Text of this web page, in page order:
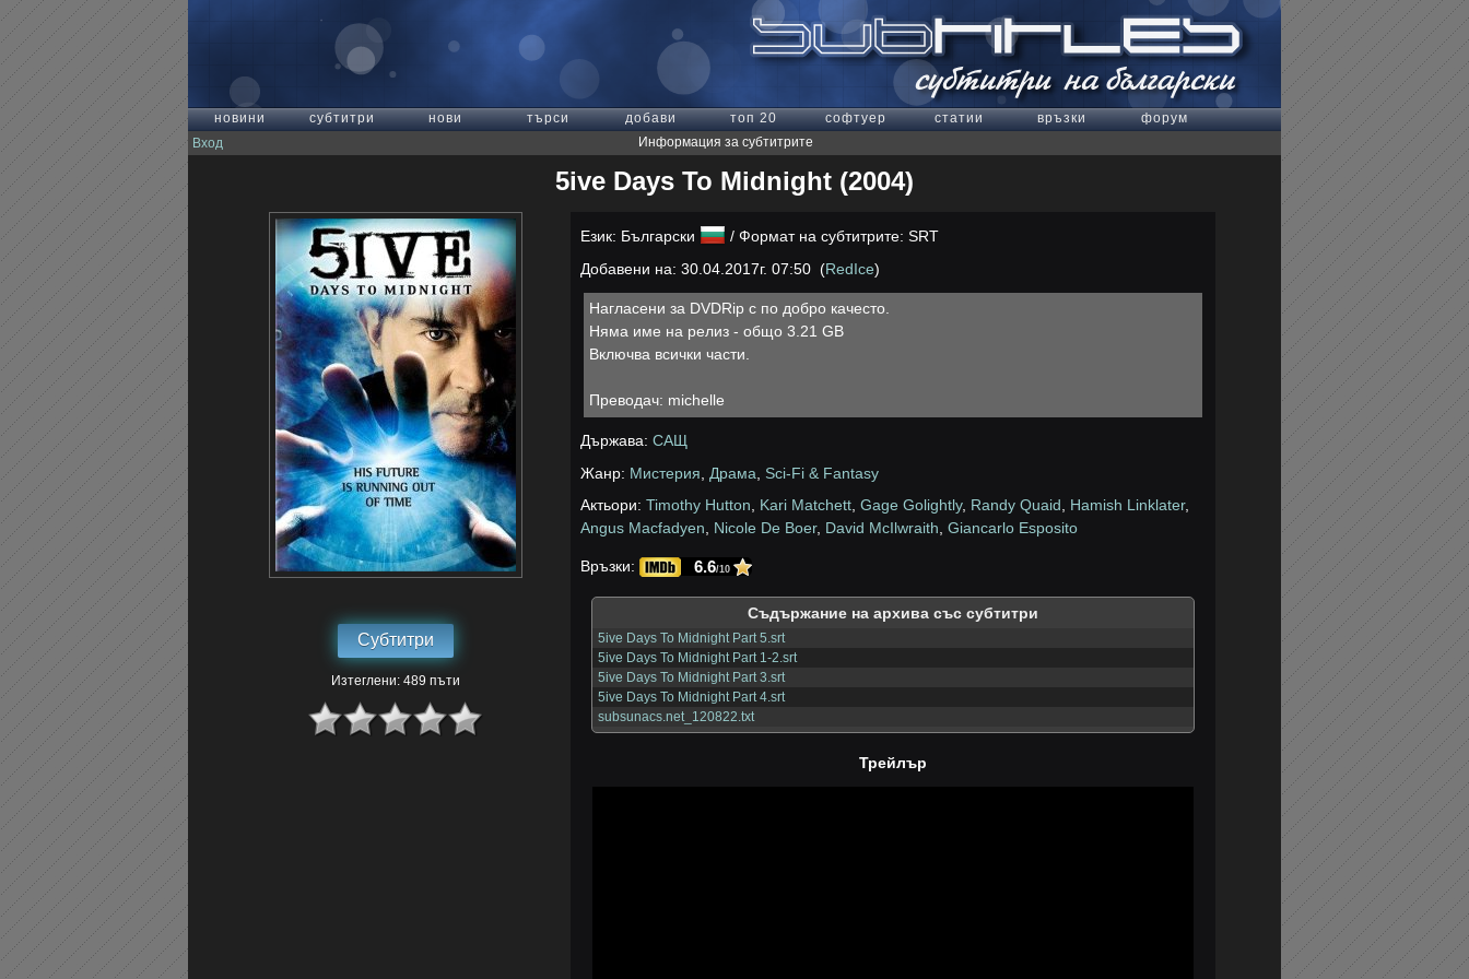
новини субтитри нови търси добави топ 20 софтуер статии връзки
форум
Вход
Информация за субтитрите
5ive Days To Midnight (2004)
Субтитри
Изтеглени: 489 пъти
Език: Български
/ Формат на субтитрите: SRT
Добавени на: 30.04.2017г. 07:50 (RedIce)
Нагласени за DVDRip с по добро качесто.
Няма име на релиз - общо 3.21 GB
Включва всички части.
Преводач: michelle
Държава:САЩ
Жанр: Мистерия Драма
Sci-Fi & Fantasy
Актьори:Timothy Hutton, Kari Matchett,Gage Golightly, Randy Quaid, Hamish Linklater,
Angus Macfadyen, Nicole De Boer, David McIlwraith,Giancarlo Esposito
Връзки: 6.6/10
Съдържание на архива със субтитри
5ive Days To Midnight Part 5.srt
5ive Days To Midnight Part 1-2.srt
5ive Days To Midnight Part 3.srt
5ive Days To Midnight Part 4.srt
subsunacs.net_120822.txt
Трейлър